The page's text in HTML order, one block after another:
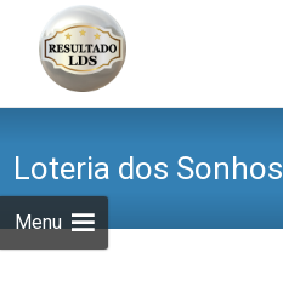
Menu
Loteria dos Sonhos